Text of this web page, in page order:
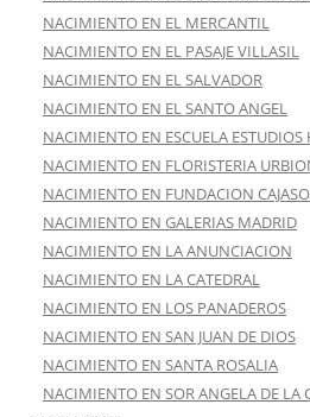
NACIMIENTO EN EL MERCANTIL
NACIMIENTO EN EL PASAJE VILLASIL
NACIMIENTO EN EL SALVADOR
NACIMIENTO EN EL SANTO ANGEL
NACIMIENTO EN ESCUELA
NACIMIENTO EN FLORISTERIA
NACIMIENTO EN FUNDACION
NACIMIENTO EN GALERIAS MADRID
NACIMIENTO EN LA ANUNCIACION
NACIMIENTO EN LA CATEDRAL
NACIMIENTO EN LOS PANADEROS
NACIMIENTO EN SAN JUAN DE DIOS
NACIMIENTO EN SANTA ROSALIA
NACIMIENTO EN SOR ANGELA DE LA